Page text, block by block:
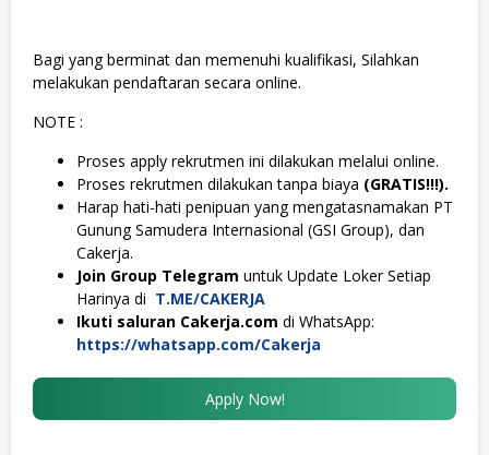
Bagi yang berminat dan memenuhi kualifikasi, Silahkan
melakukan pendaftaran secara online.
NOTE :
Proses apply rekrutmen ini dilakukan melalui online.
Proses rekrutmen dilakukan tanpa biaya (GRATIS!!!).
Harap hati-hati penipuan yang mengatasnamakan PT
Gunung Samudera Internasional (GSI Group), dan
Cakerja.
Join Group Telegram untuk Update Loker Setiap
Harinya di T.ME/CAKERJA
Ikuti saluran Cakerja.com di WhatsApp:
https://whatsapp.com/Cakerja
Apply Now!